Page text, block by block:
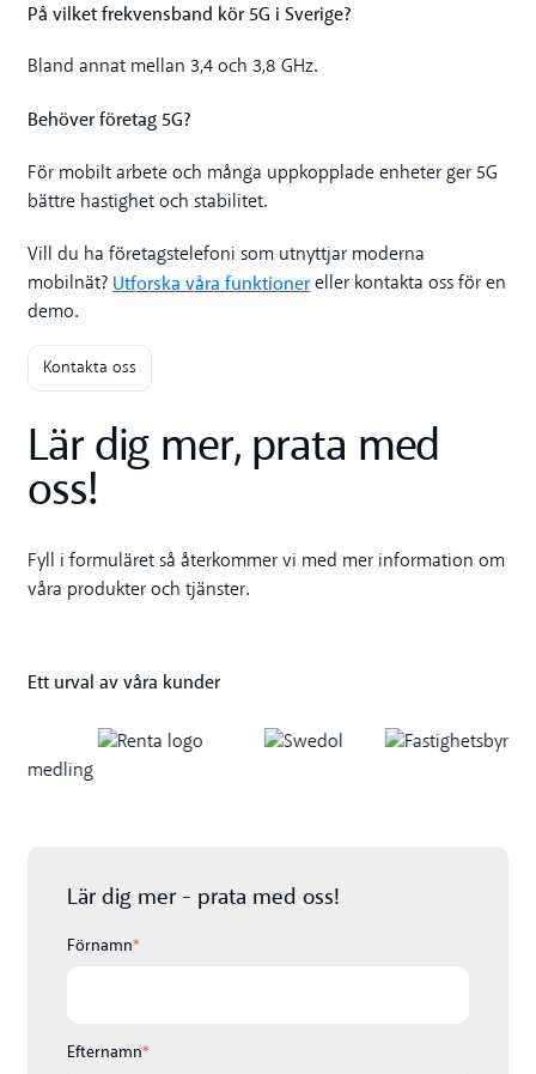
På vilket frekvensband kör 5G i Sverige?
Bland annat mellan 3,4 och 3,8 GHz.
Behöver företag 5G?
För mobilt arbete och många uppkopplade enheter ger 5G
bättre hastighet och stabilitet.
Vill du ha företagstelefoni som utnyttjar moderna
mobilnät? Utforska våra funktioner eller kontakta oss för en
demo.
Kontakta oss
Lär dig mer, prata med
oss!
Fyll i formuläret så återkommer vi med mer information om
våra produkter och tjänster.
Ett urval av våra kunder
Lär dig mer - prata med oss!
Förnamn*
Efternamn*